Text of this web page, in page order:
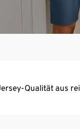
Qualität aus